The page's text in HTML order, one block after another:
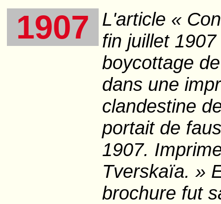
1907 L'article «
fin juillet
boycottage
dans une
clandestine
portait de
1907.
Tverskaïa. »
brochure fut